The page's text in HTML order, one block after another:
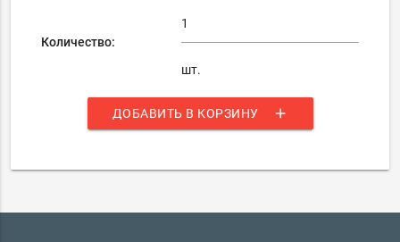
Количество:
шт.
ДОБАВИТЬ В КОРЗИНУ add